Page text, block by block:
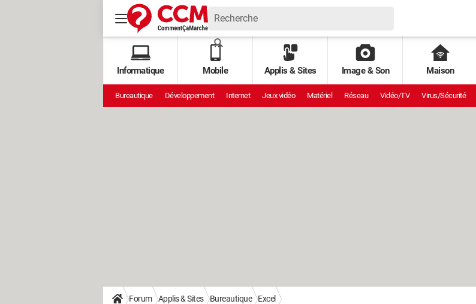
Informatique Mobile Applis & Sites Image & Son Maison
Bureautique Développement Internet Jeux vidéo Matériel Réseau Vidéo/TV Virus/Sécurité
Forum Applis & Sites Bureautique Excel